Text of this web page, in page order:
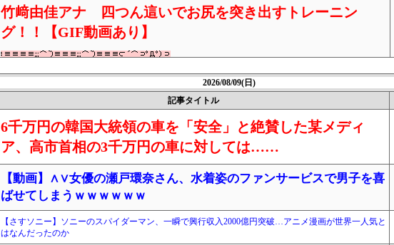
竹﨑由佳アナ 四つん這いでお尻を突き出すトレーニン
グ！！【GIF動画あり】
2026/08/09(日)
記事タイトル
6千万円の韓国大統領の車を「安全」と絶賛した某メディ
ア、高市首相の3千万円の車に対しては……
【動画】∧∨女優の瀬戸環奈さん、水着姿のファンサービスで男子を喜
ばせてしまうｗｗｗｗｗｗ
【さすソニー】ソニーのスパイダーマン、一瞬で興行収入2000億円突破…アニメ漫画が世界一人気と
はなんだったのか